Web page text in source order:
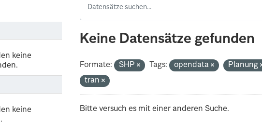
keine
keine
Keine Datensätze gefunden
Formate: SHP Tags: opendata Planung
tran
Bitte versuch es mit einer anderen Suche.